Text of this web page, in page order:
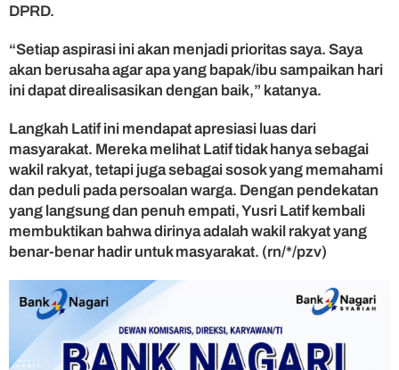
DPRD.
“Setiap aspirasi ini akan menjadi prioritas saya. Saya
akan berusaha agar apa yang bapak/ibu sampaikan hari
ini dapat direalisasikan dengan baik,” katanya.
Langkah Latif ini mendapat apresiasi luas dari
masyarakat. Mereka melihat Latif tidak hanya sebagai
wakil rakyat, tetapi juga sebagai sosok yang memahami
dan peduli pada persoalan warga. Dengan pendekatan
yang langsung dan penuh empati, Yusri Latif kembali
membuktikan bahwa dirinya adalah wakil rakyat yang
benar-benar hadir untuk masyarakat. (rn/*/pzv)